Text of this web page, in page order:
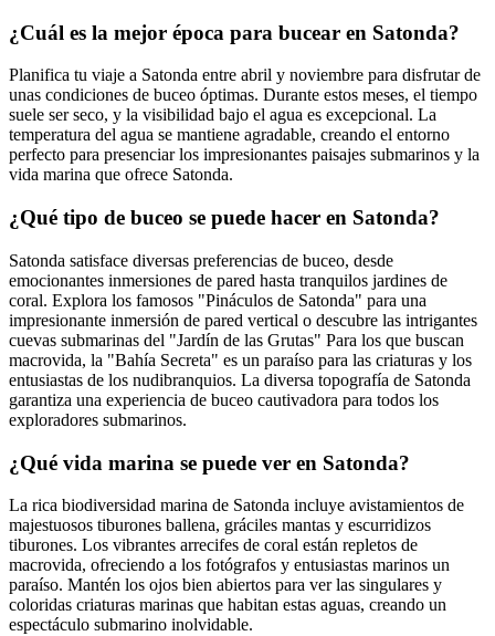
¿Cuál es la mejor época para bucear en Satonda?
Planifica tu viaje a Satonda entre abril y noviembre para disfrutar de
unas condiciones de buceo óptimas. Durante estos meses, el tiempo
suele ser seco, y la visibilidad bajo el agua es excepcional. La
temperatura del agua se mantiene agradable, creando el entorno
perfecto para presenciar los impresionantes paisajes submarinos y la
vida marina que ofrece Satonda.
¿Qué tipo de buceo se puede hacer en Satonda?
Satonda satisface diversas preferencias de buceo, desde
emocionantes inmersiones de pared hasta tranquilos jardines de
coral. Explora los famosos "Pináculos de Satonda" para una
impresionante inmersión de pared vertical o descubre las intrigantes
cuevas submarinas del "Jardín de las Grutas" Para los que buscan
macrovida, la "Bahía Secreta" es un paraíso para las criaturas y los
entusiastas de los nudibranquios. La diversa topografía de Satonda
garantiza una experiencia de buceo cautivadora para todos los
exploradores submarinos.
¿Qué vida marina se puede ver en Satonda?
La rica biodiversidad marina de Satonda incluye avistamientos de
majestuosos tiburones ballena, gráciles mantas y escurridizos
tiburones. Los vibrantes arrecifes de coral están repletos de
macrovida, ofreciendo a los fotógrafos y entusiastas marinos un
paraíso. Mantén los ojos bien abiertos para ver las singulares y
coloridas criaturas marinas que habitan estas aguas, creando un
espectáculo submarino inolvidable.